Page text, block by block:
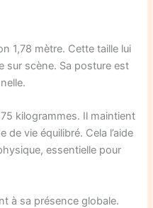
1,78 mètre. Cette taille lui
sur scène. Sa posture est
kilogrammes. Il maintient
vie équilibré. Cela l’aide
essentielle pour
à sa présence globale.